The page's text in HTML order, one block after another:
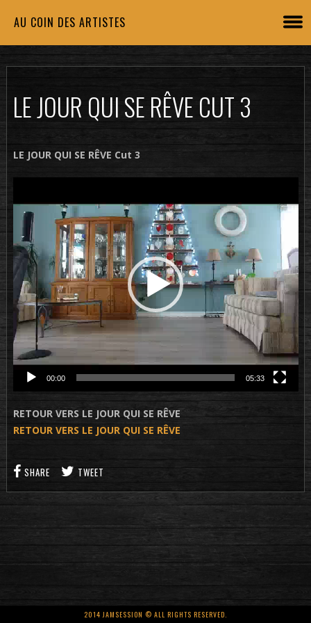
AU COIN DES ARTISTES
LE JOUR QUI SE RÊVE CUT 3
LE JOUR QUI SE RÊVE Cut 3
vidéo
00:00 05:33
RETOUR VERS LE JOUR QUI SE RÊVE
RETOUR VERS LE JOUR QUI SE RÊVE
SHARE TWEET
2014 JAMSESSION © ALL RIGHTS RESERVED.